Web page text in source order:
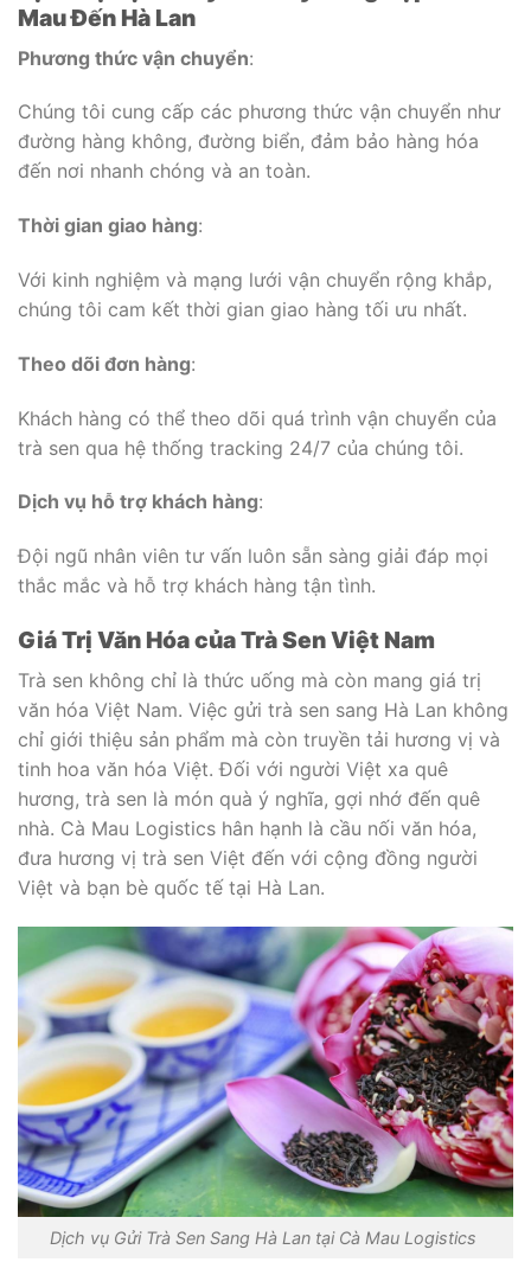
Mau Đến Hà Lan
Phương thức vận chuyển:
Chúng tôi cung cấp các phương thức vận chuyển như
đường hàng không, đường biển, đảm bảo hàng hóa
đến nơi nhanh chóng và an toàn.
Thời gian giao hàng:
Với kinh nghiệm và mạng lưới vận chuyển rộng khắp,
chúng tôi cam kết thời gian giao hàng tối ưu nhất.
Theo dõi đơn hàng:
Khách hàng có thể theo dõi quá trình vận chuyển của
trà sen qua hệ thống tracking 24/7 của chúng tôi.
Dịch vụ hỗ trợ khách hàng:
Đội ngũ nhân viên tư vấn luôn sẵn sàng giải đáp mọi
thắc mắc và hỗ trợ khách hàng tận tình.
Giá Trị Văn Hóa của Trà Sen Việt Nam
Trà sen không chỉ là thức uống mà còn mang giá trị
văn hóa Việt Nam. Việc gửi trà sen sang Hà Lan không
chỉ giới thiệu sản phẩm mà còn truyền tải hương vị và
tinh hoa văn hóa Việt. Đối với người Việt xa quê
hương, trà sen là món quà ý nghĩa, gợi nhớ đến quê
nhà. Cà Mau Logistics hân hạnh là cầu nối văn hóa,
đưa hương vị trà sen Việt đến với cộng đồng người
Việt và bạn bè quốc tế tại Hà Lan.
Dịch vụ Gửi Trà Sen Sang Hà Lan tại Cà Mau Logistics